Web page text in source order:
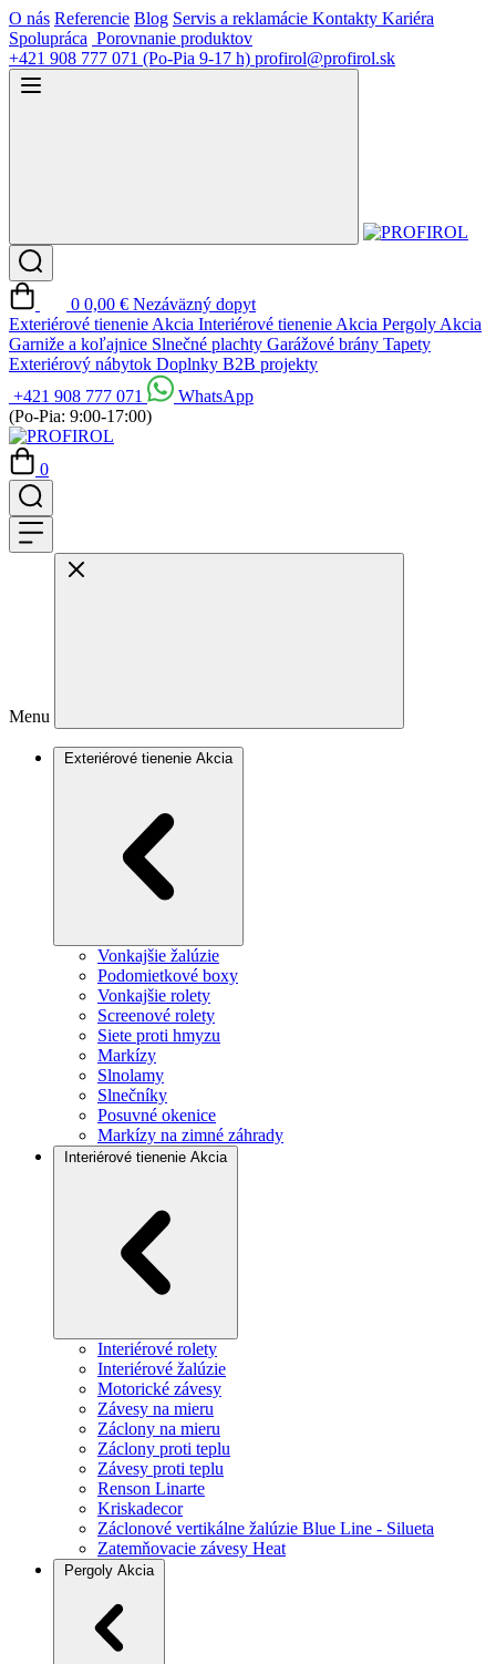
O nás Referencie Blog Servis a reklamácie Kontakty Kariéra
Spolupráca Porovnanie produktov
+421 908 777 071 (Po-Pia 9-17 h) profirol@profirol.sk
0 0,00 € Nezáväzný dopyt
Exteriérové tienenie Akcia Interiérové tienenie Akcia Pergoly Akcia
Garniže a koľajnice Slnečné plachty Garážové brány Tapety
Exteriérový nábytok Doplnky B2B projekty
+421 908 777 071
WhatsApp
(Po-Pia: 9:00-17:00)
0
Menu
Exteriérové tienenie Akcia
Vonkajšie žalúzie
Podomietkové boxy
Vonkajšie rolety
Screenové rolety
Siete proti hmyzu
Markízy
Slnolamy
Slnečníky
Posuvné okenice
Markízy na zimné záhrady
Interiérové tienenie Akcia
Interiérové rolety
Interiérové žalúzie
Motorické závesy
Závesy na mieru
Záclony na mieru
Záclony proti teplu
Závesy proti teplu
Renson Linarte
Kriskadecor
Záclonové vertikálne žalúzie Blue Line - Silueta
Zatemňovacie závesy Heat
Pergoly Akcia